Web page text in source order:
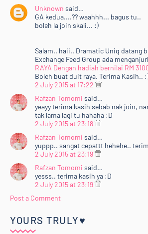
Unknown said…
GA kedua....?? waahhh... bagus tu..
boleh la join skali... :)
Salam.. haii.. Dramatic Uniq datang
Exchange Feed Group ada
RAYA Dengan hadiah bernilai RM
Boleh buat duit raya. Terima Kasih..
2 July 2015 at 17:22
Rafzan Tomomi said…
yeayy terima kasih sebab nak join,
tak lama lagi tu hahaha :D
2 July 2015 at 23:18
Rafzan Tomomi said…
yuppp.. sangat cepattt hehehe..
2 July 2015 at 23:19
Rafzan Tomomi said…
yesss.. terima kasih ya :D
2 July 2015 at 23:19
Post a Comment
YOURS TRULY♥